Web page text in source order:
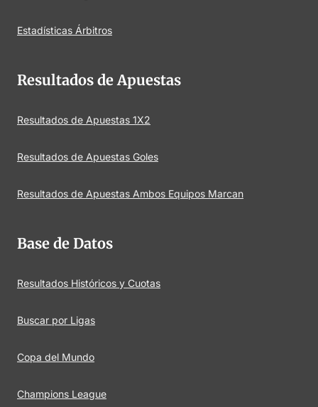
Estadísticas Árbitros
Resultados de Apuestas
Resultados de Apuestas 1X2
Resultados de Apuestas Goles
Resultados de Apuestas Ambos Equipos Marcan
Base de Datos
Resultados Históricos y Cuotas
Buscar por Ligas
Copa del Mundo
Champions League